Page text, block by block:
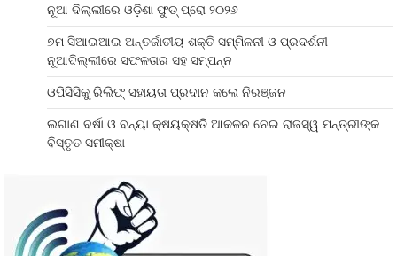
ନୂଆ ଦିଲ୍ଲୀରେ ଓଡ଼ିଶା ଫୁଡ୍ ପ୍ରୋ ୨୦୨୬
୭ମ ସିଆଇଆଇ ଅନ୍ତର୍ଜାତୀୟ ଶକ୍ତି ସମ୍ମିଳନୀ ଓ ପ୍ରଦର୍ଶନୀ
ନୂଆଦିଲ୍ଲୀରେ ସଫଳତାର ସହ ସମ୍ପନ୍ନ
ଓପିସିସିକୁ ରିଲିଫ୍ ସହାୟତା ପ୍ରଦାନ କଲେ ନିରଞ୍ଜନ
ଲଗାଣ ବର୍ଷା ଓ ବନ୍ୟା କ୍ଷୟକ୍ଷତି ଆକଳନ ନେଇ ରାଜସ୍ୱ ମନ୍ତ୍ରୀଙ୍କ
ବିସ୍ତୃତ ସମୀକ୍ଷା